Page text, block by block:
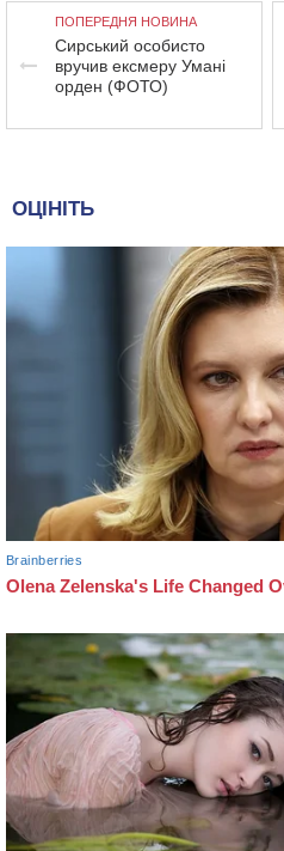
ПОПЕРЕДНЯ НОВИНА
Сирський особисто
вручив ексмеру Умані
орден (ФОТО)